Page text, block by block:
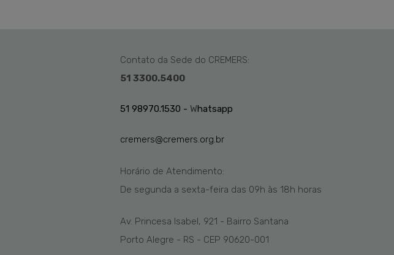
Contato da Sede do CREMERS:
51 3300.5400
51 98970.1530 - Whatsapp
cremers@cremers.org.br
Horário de Atendimento:
De segunda a sexta-feira das 09h às 18h horas
Av. Princesa Isabel, 921 - Bairro Santana
Porto Alegre - RS - CEP 90620-001